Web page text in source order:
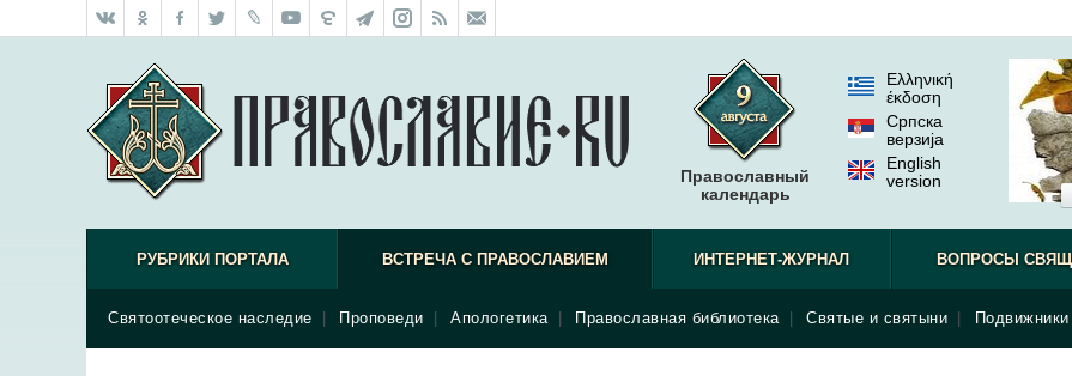
Православный
календарь
Ελληνική
έκδοση
Српска
верзиjа
English
version
РУБРИКИ ПОРТАЛА ВСТРЕЧА С ПРАВОСЛАВИЕМ
Святоотеческое наследие Проповеди Апологетика Православная библиотека Святые и святыни Подвижники
ИНТЕРНЕТ-ЖУРНАЛ ВОПРОСЫ